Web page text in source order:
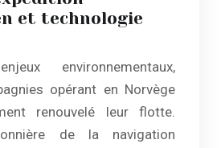
et technologie
environnementaux,
opérant en Norvège
renouvelé leur flotte.
de la navigation